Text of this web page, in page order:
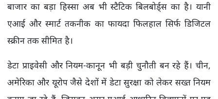
बाजार का बड़ा हिस्सा अब भी स्टैटिक बिलबोर्ड्स का है। यानी
एआई और स्मार्ट तकनीक का फायदा फिलहाल सिर्फ डिजिटल
स्क्रीन तक सीमित है।
डेटा प्राइवेसी और नियम-कानून भी बड़ी चुनौती बन रहे हैं। चीन,
अमेरिका और यूरोप जैसे देशों में डेटा सुरक्षा को लेकर सख्त नियम